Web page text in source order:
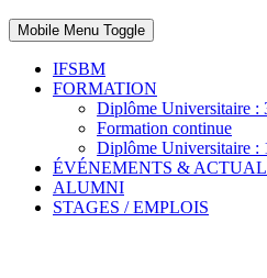
Mobile Menu Toggle
IFSBM
FORMATION
Diplôme Universitaire :
Formation continue
Diplôme Universitaire :
ÉVÉNEMENTS &
ALUMNI
STAGES / EMPLOIS